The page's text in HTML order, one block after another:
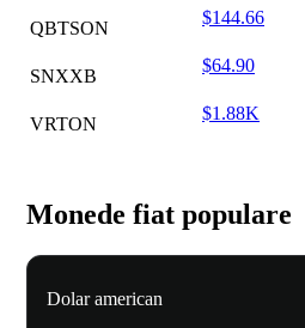
QBTSON
$144.66
SNXXB
$64.90
VRTON
$1.88K
Monede fiat populare
Dolar american